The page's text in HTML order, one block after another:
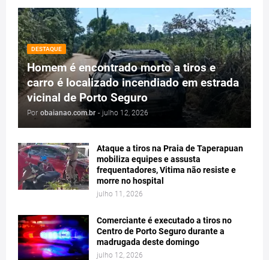
DESTAQUE
Homem é encontrado morto a tiros e
carro é localizado incendiado em estrada
vicinal de Porto Seguro
Por obaianao.com.br - julho 12, 2026
Ataque a tiros na Praia de Taperapuan
mobiliza equipes e assusta
frequentadores, Vitima não resiste e
morre no hospital
julho 11, 2026
Comerciante é executado a tiros no
Centro de Porto Seguro durante a
madrugada deste domingo
julho 12, 2026